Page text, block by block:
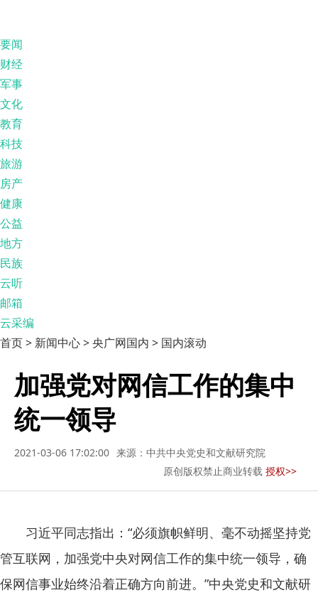
要闻
财经
军事
文化
教育
科技
旅游
房产
健康
公益
地方
民族
云听
邮箱
云采编
首页 > 新闻中心 > 央广网国内 > 国内滚动
加强党对网信工作的集中
统一领导
2021-03-06 17:02:00 来源：中共中央党史和文献研究院
原创版权禁止商业转载 授权>>
习近平同志指出：“必须旗帜鲜明、毫不动摇坚持党
管互联网，加强党中央对网信工作的集中统一领导，确
保网信事业始终沿着正确方向前进。”中央党史和文献研